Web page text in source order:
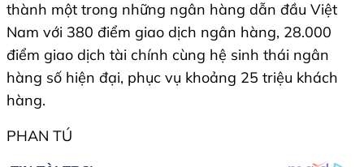
thành một trong những ngân hàng dẫn đầu Việt
Nam với 380 điểm giao dịch ngân hàng, 28.000
điểm giao dịch tài chính cùng hệ sinh thái ngân
hàng số hiện đại, phục vụ khoảng 25 triệu khách
hàng.
PHAN TÚ